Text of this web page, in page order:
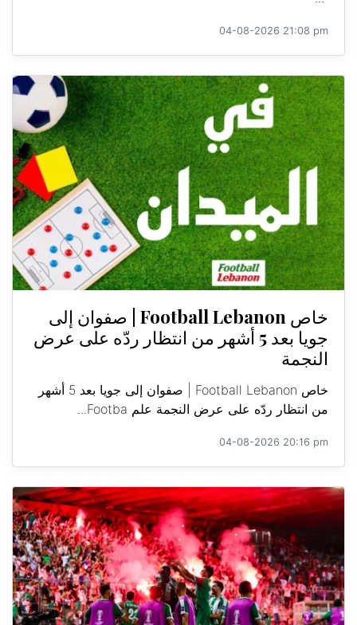
04-08-2026 21:08 pm
خاص Football Lebanon | صفوان إلى
جويا بعد 5 أشهر من انتظار ردّه على عرض
النجمة
خاص Football Lebanon | صفوان إلى جويا بعد 5 أشهر
من انتظار ردّه على عرض النجمة علم Footba...
04-08-2026 20:16 pm